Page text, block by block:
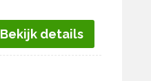
Bekijk details